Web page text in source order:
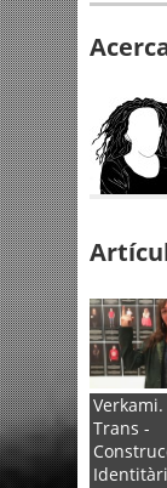
Trans -